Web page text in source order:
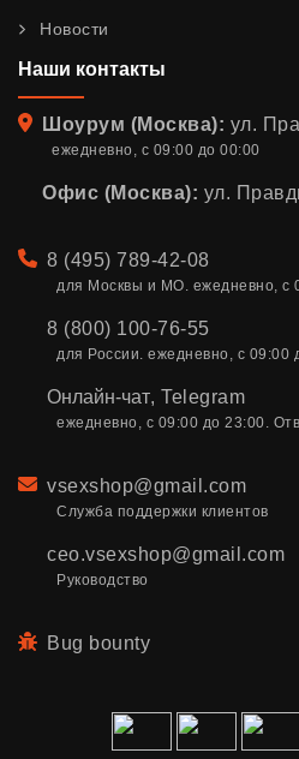
Новости
Наши контакты
Адрес
Шоурум (Москва): ул.
ежедневно, с 09:00 до 00:00
Офис (Москва): ул.
Телефон
8 (495) 789-42-08
для Москвы и МО. ежедневно, с
8 (800) 100-76-55
для России. ежедневно, с 09:00
Онлайн-чат, Telegram
ежедневно, с 09:00 до 23:00.
Email
vsexshop@gmail.com
Служба поддержки клиентов
ceo.vsexshop@gmail.com
Руководство
Bug bounty